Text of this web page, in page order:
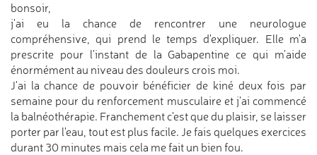
bonsoir,
j'ai eu la chance de rencontrer une neurologue
compréhensive, qui prend le temps d'expliquer. Elle m'a
prescrite pour l'instant de la Gabapentine ce qui m'aide
énormément au niveau des douleurs crois moi.
J'ai la chance de pouvoir bénéficier de kiné deux fois par
semaine pour du renforcement musculaire et j'ai commencé
la balnéothérapie. Franchement c'est que du plaisir, se laisser
porter par l'eau, tout est plus facile. Je fais quelques exercices
durant 30 minutes mais cela me fait un bien fou.